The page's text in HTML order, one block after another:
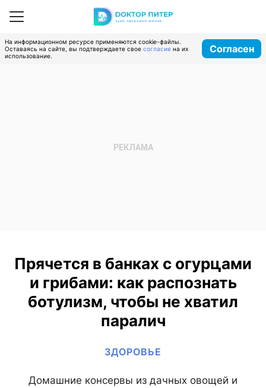
На информационном ресурсе применяются cookie-файлы.
Оставаясь на сайте, вы подтверждаете свое согласие на их
использование.
Согласен
Прячется в банках с огурцами
и грибами: как распознать
ботулизм, чтобы не хватил
паралич
ЗДОРОВЬЕ
Домашние консервы из дачных овощей и